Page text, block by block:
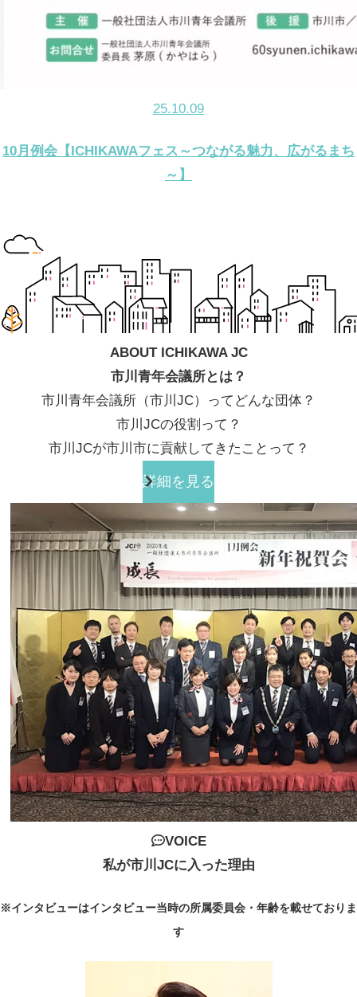
25.10.09
10月例会【ICHIKAWAフェス～つながる魅力、広がるまち
～】
ABOUT ICHIKAWA JC
市川青年会議所とは？
市川青年会議所（市川JC）ってどんな団体？
市川JCの役割って？
市川JCが市川市に貢献してきたことって？
詳細を見る
VOICE
私が市川JCに入った理由
※インタビューはインタビュー当時の所属委員会・年齢を載せておりま
す